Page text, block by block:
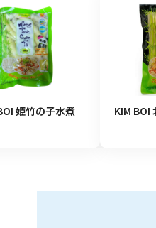
姫竹の子水煮
KIM BOI